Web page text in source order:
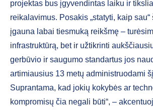
projektas bus įgyvendintas laiku ir
reikalavimus. Posakis „statyti, kaip
įgauna labai tiesmuką reikšmę –
infrastruktūrą, bet ir užtikrinti
gerbūvio ir saugumo standartus jos
artimiausius 13 metų administruodami
Suprantama, kad jokių kokybės ar
kompromisų čia negali būti“, –